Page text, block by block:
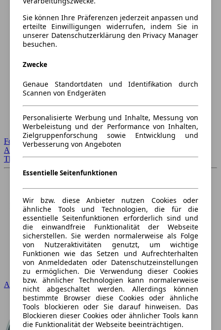
Forum Startseite
Alle Auto-Foren
Themen-Forum
Audi
Sie können Ihre Präferenzen jederzeit anpassen und
erteilte Einwilligungen widerrufen, indem Sie in
unserer Datenschutzerklärung den Privacy Manager
besuchen.
Zwecke
Genaue Standortdaten und Identifikation durch
Scannen von Endgeräten
Personalisierte Werbung und Inhalte, Messung von
Werbeleistung und der Performance von Inhalten,
Zielgruppenforschung sowie Entwicklung und
Verbesserung von Angeboten
Essentielle Seitenfunktionen
Wir bzw. diese Anbieter nutzen Cookies oder
ähnliche Tools und Technologien, die für die
essentielle Seitenfunktionen erforderlich sind und
die einwandfreie Funktionalität der Webseite
sicherstellen. Sie werden normalerweise als Folge
von Nutzeraktivitäten genutzt, um wichtige
Funktionen wie das Setzen und Aufrechterhalten
von Anmeldedaten oder Datenschutzeinstellungen
zu ermöglichen. Die Verwendung dieser Cookies
bzw. ähnlicher Technologien kann normalerweise
nicht abgeschaltet werden. Allerdings können
bestimmte Browser diese Cookies oder ähnliche
Tools blockieren oder Sie darauf hinweisen. Das
Blockieren dieser Cookies oder ähnlicher Tools kann
die Funktionalität der Webseite beeinträchtigen.